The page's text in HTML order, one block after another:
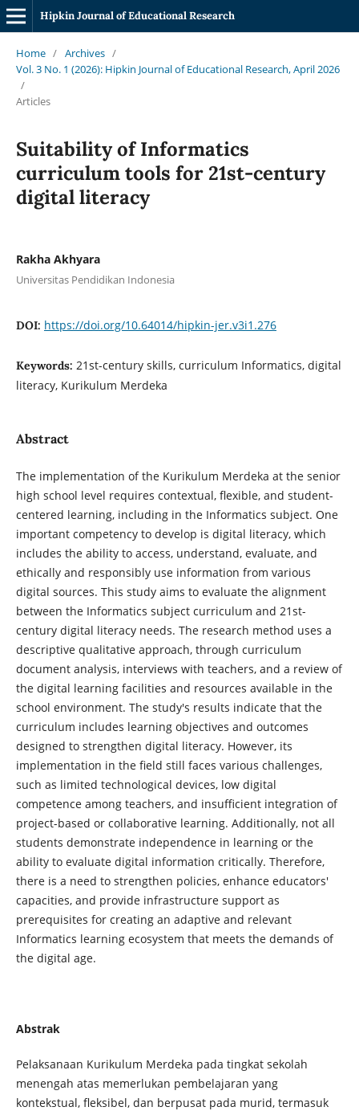
Hipkin Journal of Educational Research
Home / Archives /
Vol. 3 No. 1 (2026): Hipkin Journal of Educational Research, April 2026
/
Articles
Suitability of Informatics
curriculum tools for 21st-century
digital literacy
Rakha Akhyara
Universitas Pendidikan Indonesia
DOI: https://doi.org/10.64014/hipkin-jer.v3i1.276
Keywords: 21st-century skills, curriculum Informatics, digital
literacy, Kurikulum Merdeka
Abstract
The implementation of the Kurikulum Merdeka at the senior
high school level requires contextual, flexible, and student-
centered learning, including in the Informatics subject. One
important competency to develop is digital literacy, which
includes the ability to access, understand, evaluate, and
ethically and responsibly use information from various
digital sources. This study aims to evaluate the alignment
between the Informatics subject curriculum and 21st-
century digital literacy needs. The research method uses a
descriptive qualitative approach, through curriculum
document analysis, interviews with teachers, and a review of
the digital learning facilities and resources available in the
school environment. The study's results indicate that the
curriculum includes learning objectives and outcomes
designed to strengthen digital literacy. However, its
implementation in the field still faces various challenges,
such as limited technological devices, low digital
competence among teachers, and insufficient integration of
project-based or collaborative learning. Additionally, not all
students demonstrate independence in learning or the
ability to evaluate digital information critically. Therefore,
there is a need to strengthen policies, enhance educators'
capacities, and provide infrastructure support as
prerequisites for creating an adaptive and relevant
Informatics learning ecosystem that meets the demands of
the digital age.
Abstrak
Pelaksanaan Kurikulum Merdeka pada tingkat sekolah
menengah atas memerlukan pembelajaran yang
kontekstual, fleksibel, dan berpusat pada murid, termasuk